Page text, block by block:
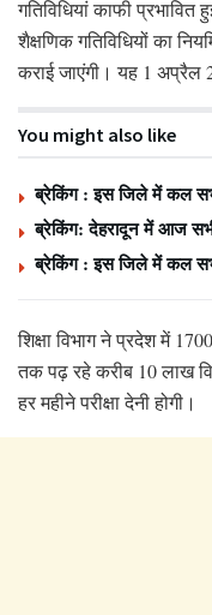
गतिविधियां काफी
शैक्षणिक गतिविधियों का
कराई जाएंगी। यह 1 अप्रैल
You might also like
ब्रेकिंग : इस जिले में कल
ब्रेकिंग: देहरादून में आज
ब्रेकिंग : इस जिले में कल
शिक्षा विभाग ने प्रदेश में
तक पढ़ रहे करीब 10 लाख
हर महीने परीक्षा देनी होगी।